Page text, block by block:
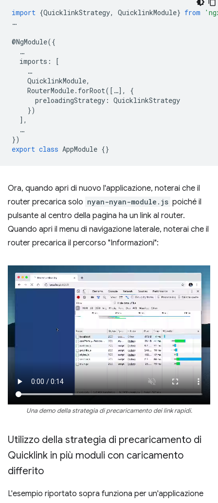
import {QuicklinkStrategy, QuicklinkModule} from
…
@NgModule({
…
imports :
[
…
QuicklinkModule,
RouterModule. forRoot([ …],
{
preloadingStrategy : QuicklinkStrategy
})
],
…
})
export class AppModule {}
Ora, quando apri di nuovo l'applicazione, noterai che il
router precarica solo nyan-nyan-module.js poiché il
pulsante al centro della pagina ha un link al router.
Quando apri il menu di navigazione laterale, noterai che il
router precarica il percorso "Informazioni":
Una demo della strategia di precaricamento dei link rapidi.
Utilizzo della strategia di precaricamento di
Quicklink in più moduli con caricamento
differito
L'esempio riportato sopra funziona per un'applicazione